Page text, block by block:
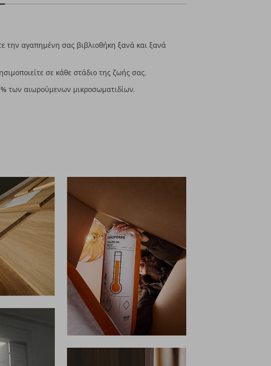
την αγαπημένη σας βιβλιοθήκη ξανά και ξανά
σε κάθε στάδιο της ζωής σας.
των αιωρούμενων μικροσωματιδίων.